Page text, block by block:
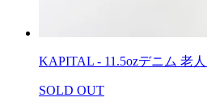
KAPITAL - 11.5ozデニム 老
SOLD OUT